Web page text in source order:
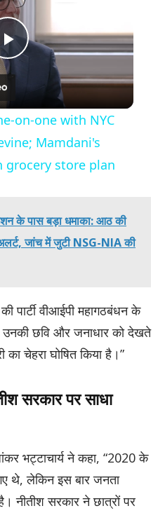
Play
Video
on-one with NYC
Mamdani's
grocery store plan
के पास बड़ा धमाका: आठ की
जांच में जुटी NSG-NIA की
पार्टी वीआईपी महागठबंधन के
छवि और जनाधार को देखते
चेहरा घोषित किया है।”
सरकार पर साधा
भट्टाचार्य ने कहा, “2020 के
थे, लेकिन इस बार जनता
नीतीश सरकार ने छात्रों पर